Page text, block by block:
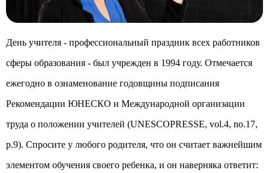
День учителя - профессиональный праздник всех работников
сферы образования - был учрежден в 1994 году. Отмечается
ежегодно в ознаменование годовщины подписания
Рекомендации ЮНЕСКО и Международной организации
труда о положении учителей (UNESCOPRESSE, vol.4, no.17,
p.9). Спросите у любого родителя, что он считает важнейшим
элементом обучения своего ребенка, и он наверняка ответит: